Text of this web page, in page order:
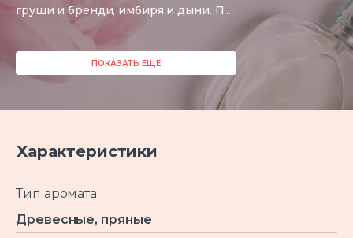
груши и бренди, имбиря и дыни. П...
ПОКАЗАТЬ ЕЩЕ
Характеристики
Тип аромата
Древесные, пряные